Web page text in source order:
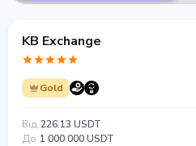
KB Exchange
Gold
Від 226.13 USDT
До 1 000 000 USDT